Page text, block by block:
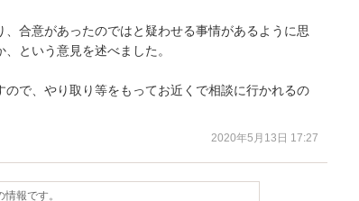
合意があったのではと疑わせる事情があるように思
という意見を述べました。
で、やり取り等をもってお近くで相談に行かれるの
2020年5月13日 17:27
報です。